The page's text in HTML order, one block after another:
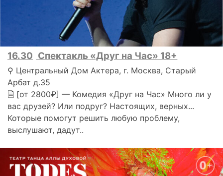
16.30 Спектакль «Друг на Час» 18+
⚲ Центральный Дом Актера, г. Москва, Старый
Арбат д.35
🗎 [от 2800₽] — Комедия «Друг на Час» Много ли у
вас друзей? Или подруг? Настоящих, верных...
Которые помогут решить любую проблему,
выслушают, дадут..